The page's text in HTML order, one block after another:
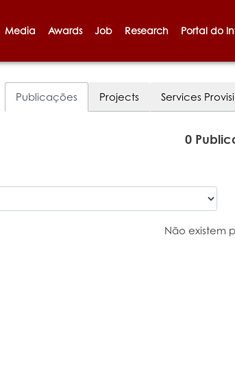
Media Awards Job Research Portal do
Publicações Projects Services
0
Não existem